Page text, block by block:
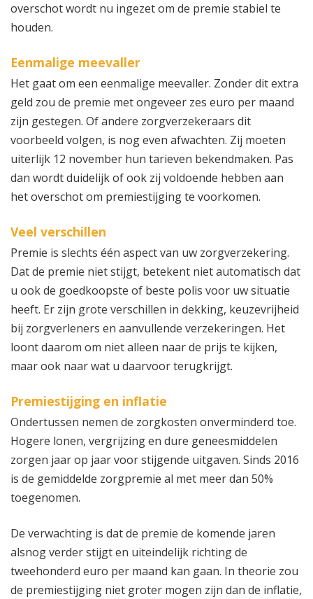
overschot wordt nu ingezet om de premie stabiel te
houden.
Eenmalige meevaller
Het gaat om een eenmalige meevaller. Zonder dit extra
geld zou de premie met ongeveer zes euro per maand
zijn gestegen. Of andere zorgverzekeraars dit
voorbeeld volgen, is nog even afwachten. Zij moeten
uiterlijk 12 november hun tarieven bekendmaken. Pas
dan wordt duidelijk of ook zij voldoende hebben aan
het overschot om premiestijging te voorkomen.
Veel verschillen
Premie is slechts één aspect van uw zorgverzekering.
Dat de premie niet stijgt, betekent niet automatisch dat
u ook de goedkoopste of beste polis voor uw situatie
heeft. Er zijn grote verschillen in dekking, keuzevrijheid
bij zorgverleners en aanvullende verzekeringen. Het
loont daarom om niet alleen naar de prijs te kijken,
maar ook naar wat u daarvoor terugkrijgt.
Premiestijging en inflatie
Ondertussen nemen de zorgkosten onverminderd toe.
Hogere lonen, vergrijzing en dure geneesmiddelen
zorgen jaar op jaar voor stijgende uitgaven. Sinds 2016
is de gemiddelde zorgpremie al met meer dan 50%
toegenomen.
De verwachting is dat de premie de komende jaren
alsnog verder stijgt en uiteindelijk richting de
tweehonderd euro per maand kan gaan. In theorie zou
de premiestijging niet groter mogen zijn dan de inflatie,